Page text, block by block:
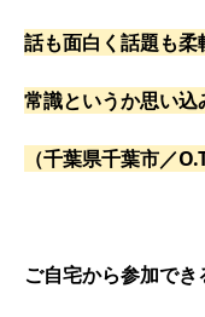
話も面白く話題も柔
常識というか思い込
（千葉県千葉市／
ご自宅から参加で